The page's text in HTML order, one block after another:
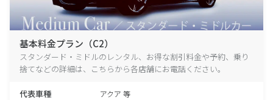
基本料金プラン（C2）
スタンダード・ミドルのレンタル、お得な割引料金や予約、乗り
捨てなどの詳細は、こちらから各店舗にお電話ください。
代表車種 アクア 等